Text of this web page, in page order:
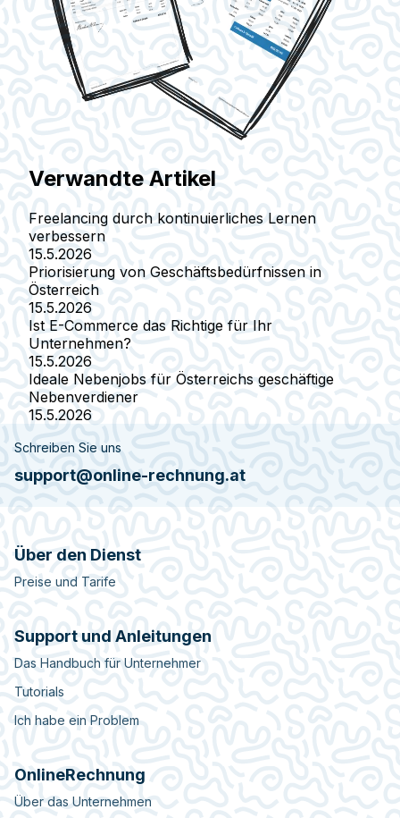
Verwandte Artikel
Freelancing durch kontinuierliches Lernen
verbessern
15.5.2026
Priorisierung von Geschäftsbedürfnissen in
Österreich
15.5.2026
Ist E-Commerce das Richtige für Ihr
Unternehmen?
15.5.2026
Ideale Nebenjobs für Österreichs geschäftige
Nebenverdiener
15.5.2026
Schreiben Sie uns
support@online-rechnung.at
Über den Dienst
Preise und Tarife
Support und Anleitungen
Das Handbuch für Unternehmer
Tutorials
Ich habe ein Problem
OnlineRechnung
Über das Unternehmen